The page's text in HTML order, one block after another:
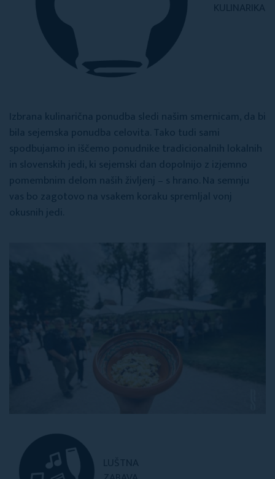
Izbrana kulinarična ponudba sledi našim smernicam, da bi
bila sejemska ponudba celovita. Tako tudi sami
spodbujamo in iščemo ponudnike tradicionalnih lokalnih
in slovenskih jedi, ki sejemski dan dopolnijo z izjemno
pomembnim delom naših življenj – s hrano. Na semnju
vas bo zagotovo na vsakem koraku spremljal vonj
okusnih jedi.